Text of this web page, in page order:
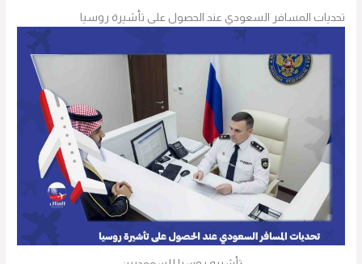
تحديات المسافر السعودي عند الحصول على تأشيرة روسيا